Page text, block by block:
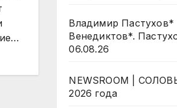
Владимир Пастухов*
Венедиктов*.
06.08.26
NEWSROOM |
2026 года